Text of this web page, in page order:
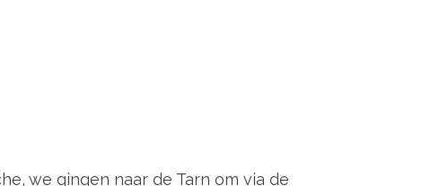
we gingen naar de Tarn om via de